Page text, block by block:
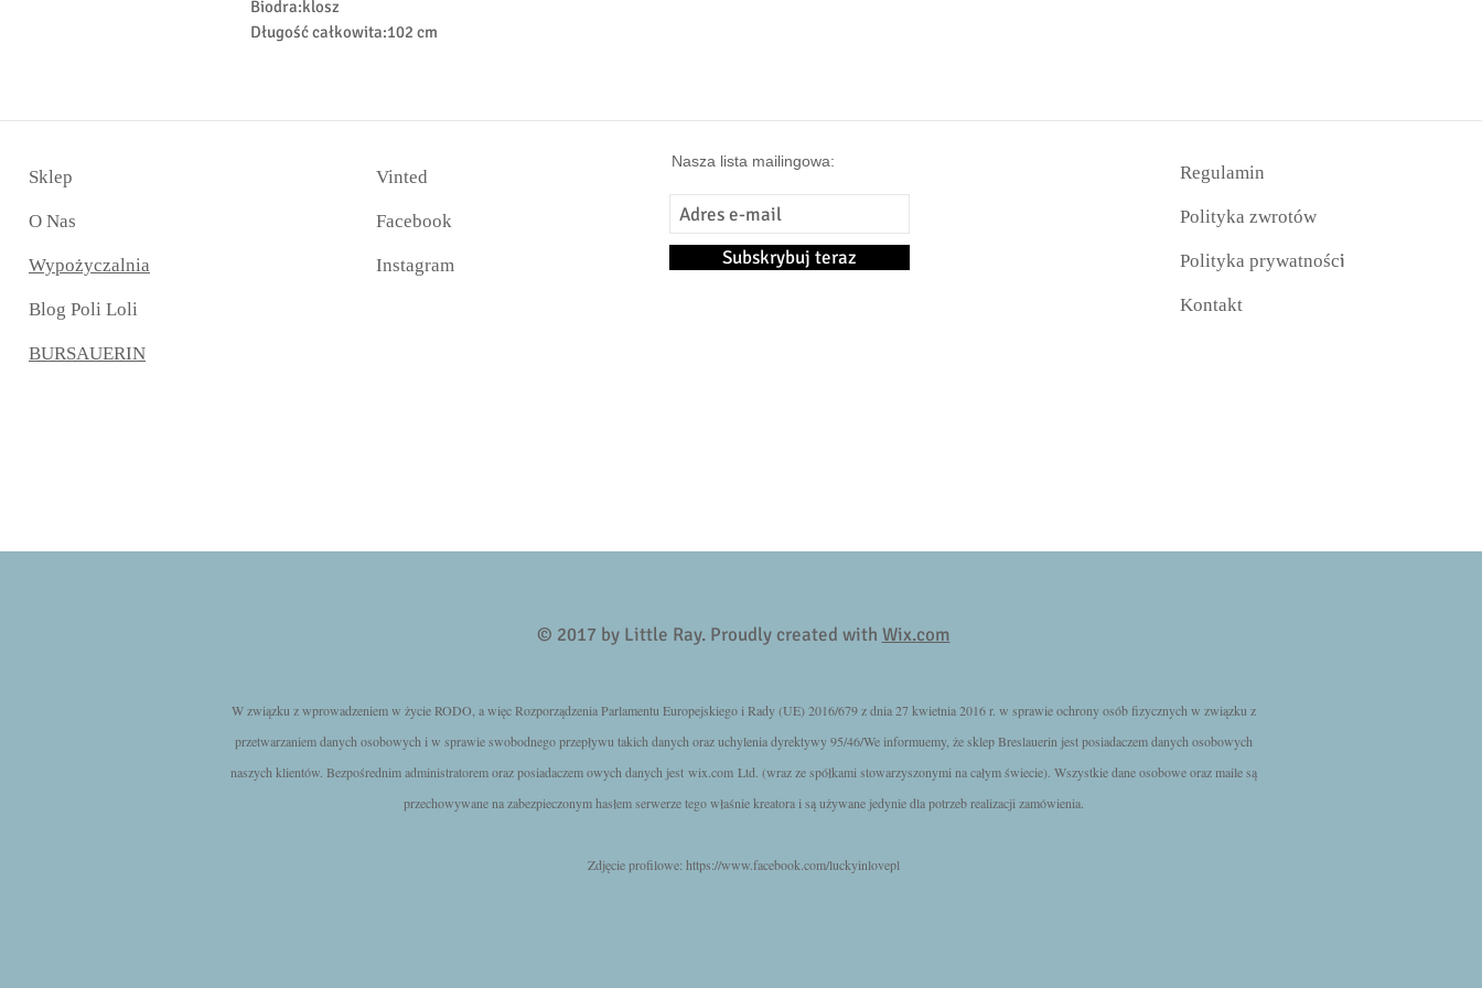
Biodra:klosz
Długość całkowita:102 cm
Sklep
O Nas
Wypożyczalnia
Blog Poli Loli
BURSAUERIN
Vinted​
Facebook
Instagram
Nasza lista mailingowa:
Subskrybuj teraz
Regulamin
Polityka zwrotów
Polityka prywatności
Kontakt
© 2017 by Little Ray. Proudly created with Wix.com
W związku z wprowadzeniem w życie RODO, a więc Rozporządzenia Parlamentu Europejskiego i Rady (UE) 2016/679 z dnia 27 kwietnia 2016 r. w sprawie ochrony osób fizycznych w związku z
przetwarzaniem danych osobowych i w sprawie swobodnego przepływu takich danych oraz uchylenia dyrektywy 95/46/We informuemy, że sklep Breslauerin jest posiadaczem danych osobowych
naszych klientów. Bezpośrednim administratorem oraz posiadaczem owych danych jest wix.comLtd. (wraz ze spółkami stowarzyszonymi na całym świecie). Wszystkie dane osobowe oraz maile są
przechowywane na zabezpieczonym hasłem serwerze tego właśnie kreatora i są używane jedynie dla potrzeb realizacji zamówienia.
Zdjęcie profilowe: https://www.facebook.com/luckyinlovepl